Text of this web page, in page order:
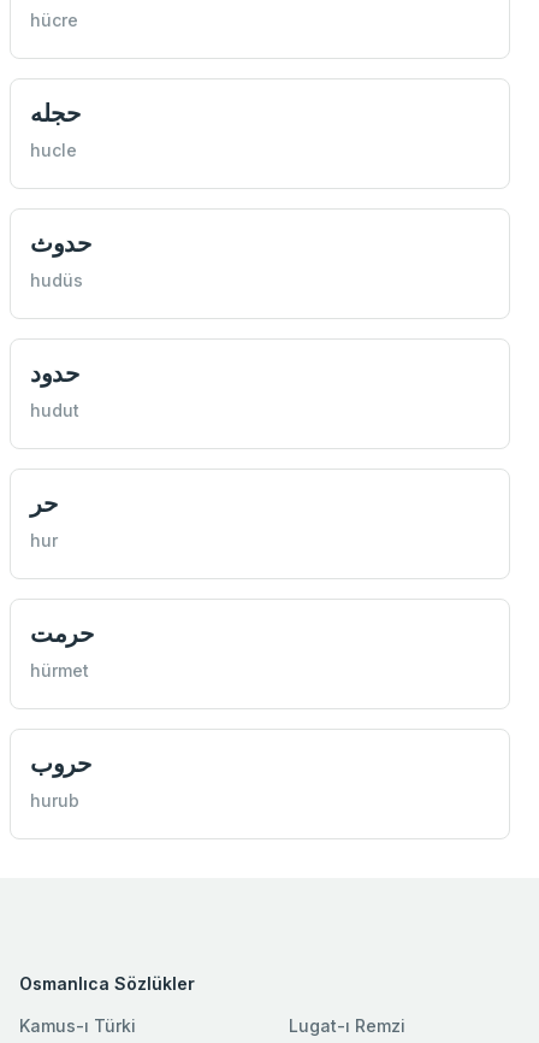
hücre
حجله
hucle
حدوث
hudüs
حدود
hudut
حر
hur
حرمت
hürmet
حروب
hurub
Osmanlıca Sözlükler
Kamus-ı Türki
Lugat-ı Remzi